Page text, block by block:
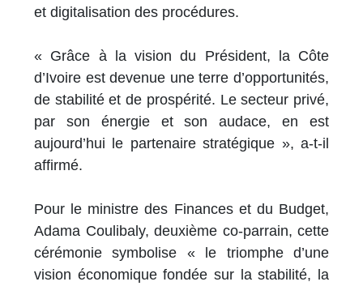
et digitalisation des procédures.
« Grâce à la vision du Président, la Côte
d’Ivoire est devenue une terre d’opportunités,
de stabilité et de prospérité. Le secteur privé,
par son énergie et son audace, en est
aujourd’hui le partenaire stratégique », a-t-il
affirmé.
Pour le ministre des Finances et du Budget,
Adama Coulibaly, deuxième co-parrain, cette
cérémonie symbolise « le triomphe d’une
vision économique fondée sur la stabilité, la